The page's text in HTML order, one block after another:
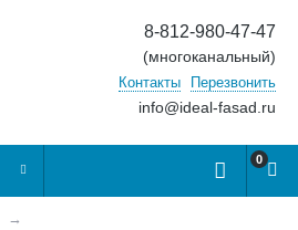
8-812-980-47-47
(многоканальный)
Контакты Перезвонить
info@ideal-fasad.ru
0